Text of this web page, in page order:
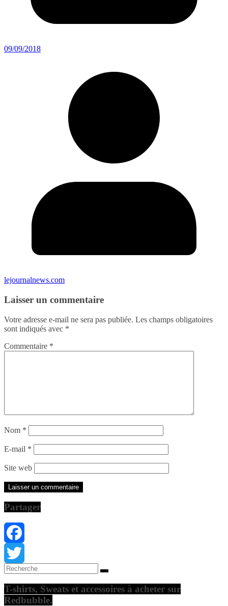
09/09/2018
lejournalnews.com
Laisser un commentaire
Votre adresse e-mail ne sera pas publiée. Les champs obligatoires
sont indiqués avec *
Commentaire *
Nom *
E-mail *
Site web
Partager
Facebook
Twitter
T-shirts, Sweats et accessoires à acheter sur
Redbubble.